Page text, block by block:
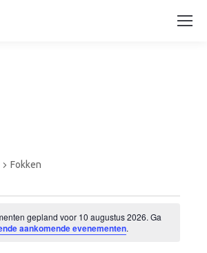
Fokken
gepland voor 10 augustus 2026. Ga
aankomende evenementen.